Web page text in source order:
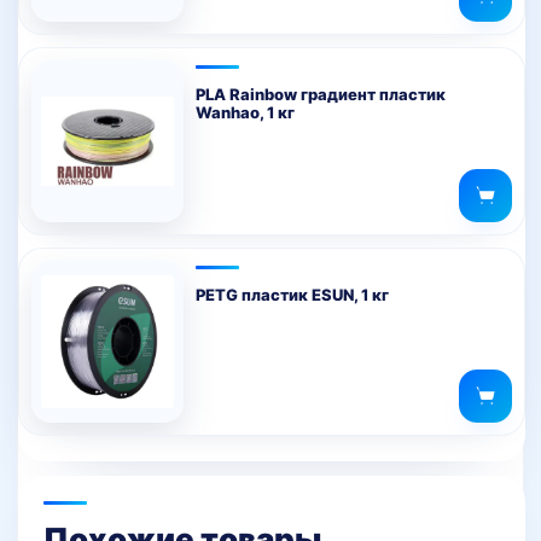
PLA Rainbow градиент пластик
Wanhao, 1 кг
PETG пластик ESUN, 1 кг